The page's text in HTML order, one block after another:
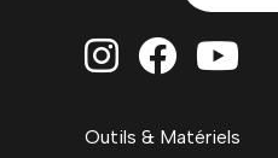
  
Outils & Matériels